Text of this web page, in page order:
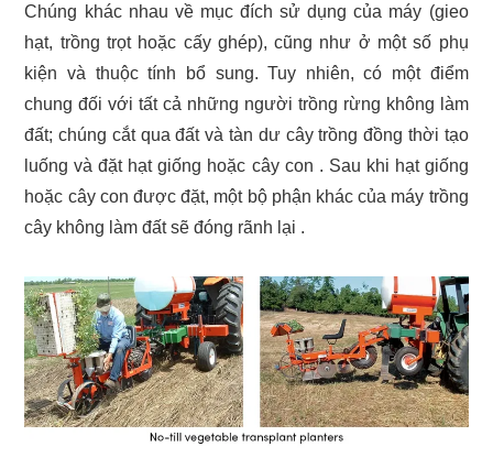
Chúng khác nhau về mục đích sử dụng của máy (gieo
hạt, trồng trọt hoặc cấy ghép), cũng như ở một số phụ
kiện và thuộc tính bổ sung. Tuy nhiên, có một điểm
chung đối với tất cả những người trồng rừng không làm
đất; chúng cắt qua đất và tàn dư cây trồng đồng thời tạo
luống và đặt hạt giống hoặc cây con . Sau khi hạt giống
hoặc cây con được đặt, một bộ phận khác của máy trồng
cây không làm đất sẽ đóng rãnh lại .